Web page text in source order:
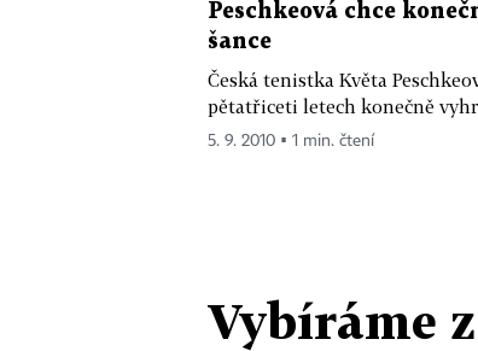
Peschkeová chce
šance
Česká tenistka Květa
pětatřiceti letech konečně
5. 9. 2010 ▪ 1 min. čtení
Vybíráme